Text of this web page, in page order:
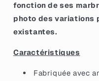
paillettes
fonction de ses
photo des variations
existantes.
Caractéristiques
Fabriquée avec